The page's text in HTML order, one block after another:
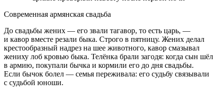
Современная армянская свадьба
До свадьбы жених — его звали тагавор, то есть царь, —
и кавор вместе резали быка. Строго в пятницу. Жених делал
крестообразный надрез на шее животного, кавор смазывал
жениху лоб кровью быка. Телёнка брали загодя: когда сын шёл
в армию, покупали бычка и кормили его до дня свадьбы.
Если бычок болел — семья переживала: его судьбу связывали
с судьбой юноши.